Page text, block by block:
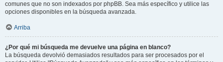
comunes que no son indexados por phpBB. Sea más específico y utilice las
opciones disponibles en la búsqueda avanzada.
Arriba
¿Por qué mi búsqueda me devuelve una página en blanco?
La búsqueda devolvió demasiados resultados para ser procesados por el